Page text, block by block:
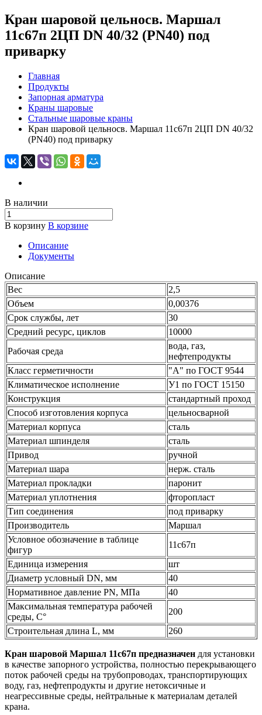
Кран шаровой цельносв. Маршал
11с67п 2ЦП DN 40/32 (PN40) под
приварку
Главная
Продукты
Запорная арматура
Краны шаровые
Стальные шаровые краны
Кран шаровой цельносв. Маршал 11с67п 2ЦП DN 40/32
(PN40) под приварку
В наличии
В корзину В корзине
Описание
Документы
Описание
Вес
2,5
Объем
0,00376
Срок службы, лет
30
Средний ресурс, циклов
10000
Рабочая среда
вода, газ,
нефтепродукты
Класс герметичности
"А" по ГОСТ 9544
Климатическое исполнение
У1 по ГОСТ 15150
Конструкция
стандартный проход
Способ изготовления корпуса
цельносварной
Материал корпуса
сталь
Материал шпинделя
сталь
Привод
ручной
Материал шара
нерж. сталь
Материал прокладки
паронит
Материал уплотнения
фторопласт
Тип соединения
под приварку
Производитель
Маршал
Условное обозначение в таблице
фигур
11с67п
Единица измерения
шт
Диаметр условный DN, мм
40
Нормативное давление PN, МПа
40
Максимальная температура рабочей
среды, С°
200
Строительная длина L, мм
260
Кран шаровой Маршал 11c67п предназначен для установки
в качестве запорного устройства, полностью перекрывающего
поток рабочей среды на трубопроводах, транспортирующих
воду, газ, нефтепродукты и другие нетоксичные и
неагрессивные среды, нейтральные к материалам деталей
крана.